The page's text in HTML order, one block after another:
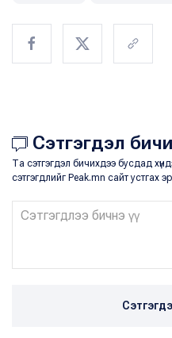
Сэтгэгдэл
Та сэтгэгдэл бичихдээ бусдад
сэтгэгдлийг Peak.mn сайт устгах